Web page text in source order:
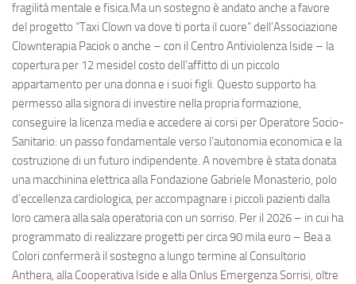
fragilità mentale e fisica.Ma un sostegno è andato anche a favore
del progetto “Taxi Clown va dove ti porta il cuore” dell’Associazione
Clownterapia Paciok o anche – con il Centro Antiviolenza Iside – la
copertura per 12 mesidel costo dell’affitto di un piccolo
appartamento per una donna e i suoi figli. Questo supporto ha
permesso alla signora di investire nella propria formazione,
conseguire la licenza media e accedere ai corsi per Operatore Socio-
Sanitario: un passo fondamentale verso l’autonomia economica e la
costruzione di un futuro indipendente. A novembre è stata donata
una macchinina elettrica alla Fondazione Gabriele Monasterio, polo
d’eccellenza cardiologica, per accompagnare i piccoli pazienti dalla
loro camera alla sala operatoria con un sorriso. Per il 2026 – in cui ha
programmato di realizzare progetti per circa 90 mila euro – Bea a
Colori confermerà il sostegno a lungo termine al Consultorio
Anthera, alla Cooperativa Iside e alla Onlus Emergenza Sorrisi, oltre